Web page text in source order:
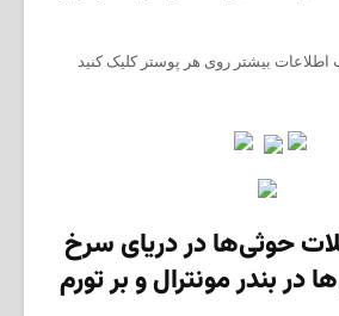
اطلاعات بیشتر روی هر پوستر کلیک کنید
حوثی‌ها در دریای سرخ
در بندر مونترال و بر تورم